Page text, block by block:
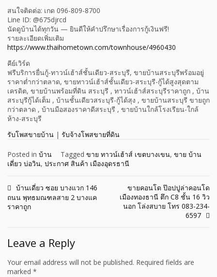
สนใจติดต่อ: เกด 096-809-8700
Line ID: @675djrcd
นัดดูบ้านได้ทุกวัน — ยินดีให้คำปรึกษาเรื่องการกู้เงินฟรี!
รายละเอียดเพิ่มเติม
https://www.thaihometown.com/townhouse/4960430
คีย์เวิร์ด
ฟรีบริการยื่นกู้-ทาวน์เฮ้าส์ชั้นเดียว-สระบุรี, ขายบ้านสระบุรีพร้อมอยู่
ราคาต่ำกว่าตลาด, ขายทาวน์เฮ้าส์ชั้นเดียว-สระบุรี-กู้ได้สูงสุดตาม
เครดิต, ขายบ้านพร้อมที่ดิน สระบุรี , ทาวน์เฮ้าส์สระบุรีราคาถูก , บ้าน
สระบุรีกู้ได้เต็ม , บ้านชั้นเดียวสระบุรี-กู้ได้สุง , ขายบ้านสระบุรี ขายถูก
กว่าตลาด , บ้านมือสองราคาดีสระบุรี , ขายบ้านใกล้โรงเรียน-ใกล้
ห้าง-สระบุรี
รับโพสขายบ้าน | รับจ้างโพสขายที่ดิน
Posted in บ้าน Tagged ขาย ทาวน์เฮ้าส์ เขตบางเขน, ขาย บ้าน
เดี่ยว บ่อวิน, ประกาศ สินค้า เมืองอุดรธานี
Post
navigation
บ้านเดี่ยว ซอย บางแวก 146
ถนน พุทธมณฑลสาย 2 บางแค
ราคาถูก
ขายคอนโด ป๊อปปูล่าคอนโด
เมืองทองธานี ตึก C8 ชั้น 16 วิว
นอก โล่งสบาย โทร 083-234-
6597
Leave a Reply
Your email address will not be published. Required fields are
marked *